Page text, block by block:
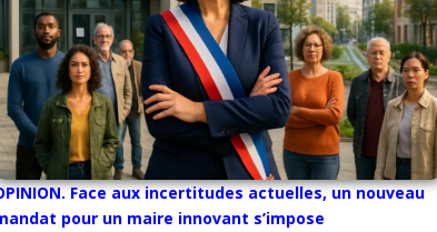
Face aux incertitudes actuelles, un nouveau
pour un maire innovant s’impose